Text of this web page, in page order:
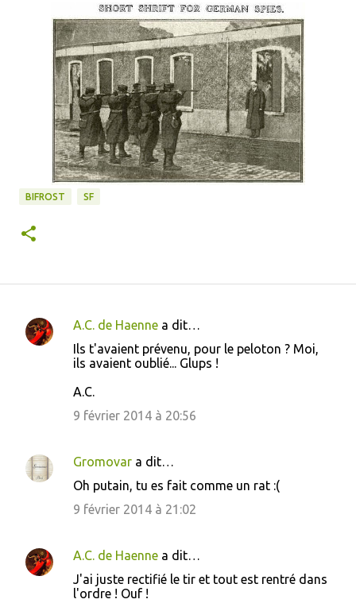
BIFROST SF
C
t
e
A.C. de Haenne a dit…
Ils t'avaient prévenu, pour le peloton ? Moi,
ils avaient oublié... Glups !
A.C.
9 février 2014 à 20:56
Gromovar a dit…
Oh putain, tu es fait comme un rat :(
9 février 2014 à 21:02
A.C. de Haenne a dit…
J'ai juste rectifié le tir et tout est rentré dans
l'ordre ! Ouf !